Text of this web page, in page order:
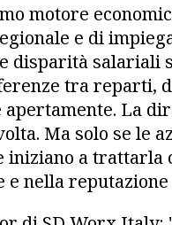
motore
e di
disparità salariali
tra reparti,
La
Ma solo se le
a trattarla
nella